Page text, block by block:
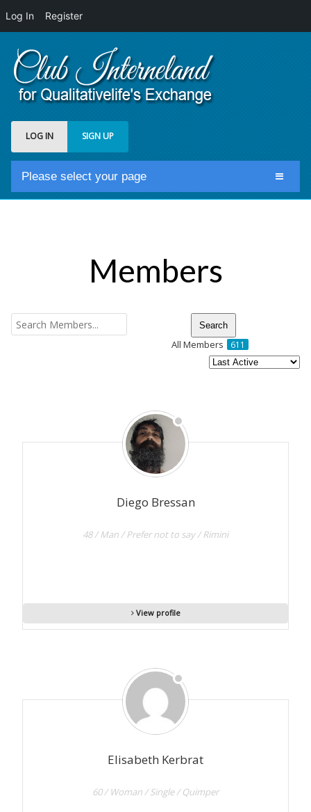
Log In Register
LOG IN SIGN UP
Please select your page
Home
Communication Point
Members
All Members 611
directory
Diego Bressan
48 / Man / Prefer not to say / Rimini
View profile
Elisabeth Kerbrat
60 / Woman / Single / Quimper